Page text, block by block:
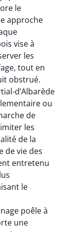
le
approche
vise à
les
tout en
obstrué.
d’Albarède
ou
de
les
de la
de vie des
entretenu
le
poêle à
une